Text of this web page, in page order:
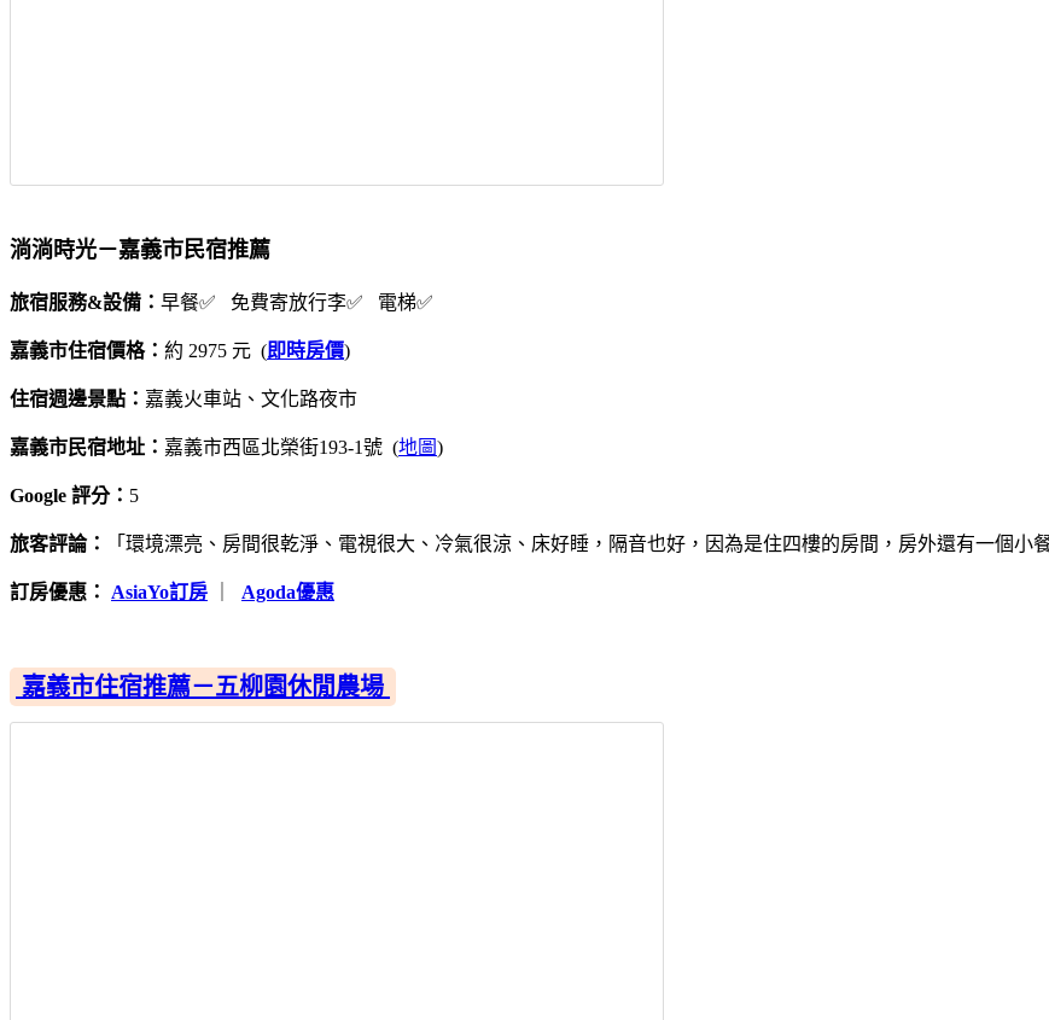
淌淌時光－嘉義市民宿推薦
旅宿服務&設備： 早餐✅ 免費寄放行李✅ 電梯✅
嘉義市住宿價格： 約 2975 元 (即時房價)
住宿週邊景點： 嘉義火車站、文化路夜市
嘉義市民宿地址： 嘉義市西區北榮街193-1號 (地圖)
Google 評分： 5
旅客評論： 「環境漂亮、房間很乾淨、電視很大、冷氣很涼、床好睡，隔音也好，因為是住四樓的房間，房外還有一個小
訂房優惠： AsiaYo訂房 Agoda優惠
嘉義市住宿推薦－五柳園休閒農場